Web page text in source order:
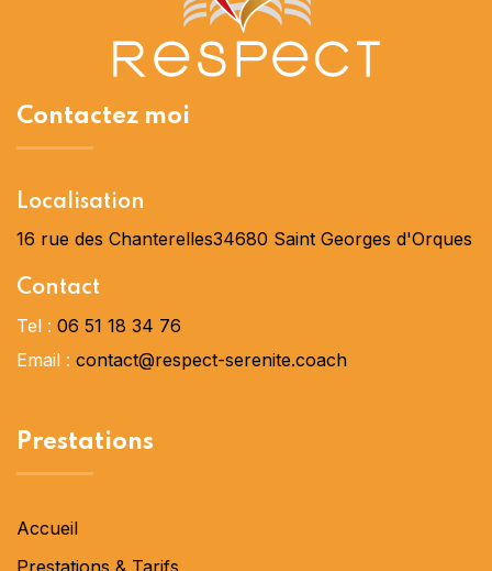
Contactez moi
Localisation
16 rue des Chanterelles34680 Saint Georges d'Orques
Contact
Tel : 06 51 18 34 76
Email : contact@respect-serenite.coach
Prestations
Accueil
Prestations & Tarifs